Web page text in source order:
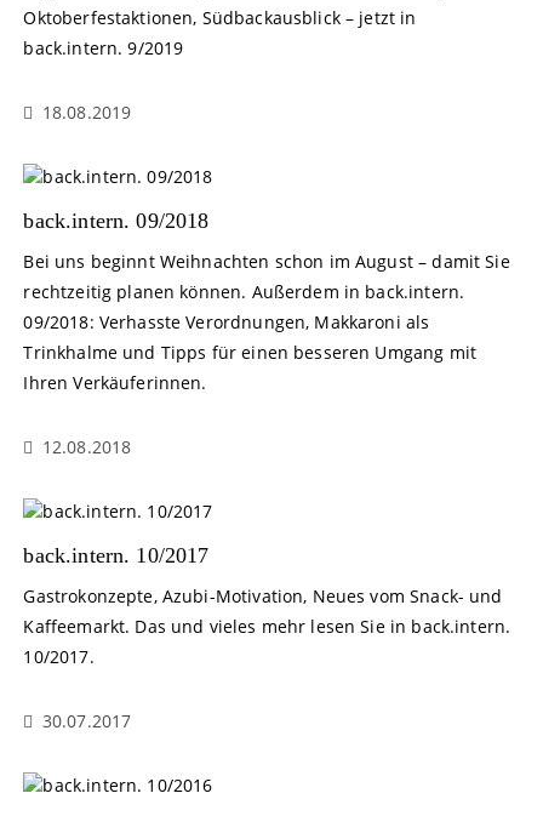
Oktoberfestaktionen, Südbackausblick – jetzt in
back.intern. 9/2019
18.08.2019
back.intern. 09/2018
Bei uns beginnt Weihnachten schon im August – damit Sie
rechtzeitig planen können. Außerdem in back.intern.
09/2018: Verhasste Verordnungen, Makkaroni als
Trinkhalme und Tipps für einen besseren Umgang mit
Ihren Verkäuferinnen.
12.08.2018
back.intern. 10/2017
Gastrokonzepte, Azubi-Motivation, Neues vom Snack- und
Kaffeemarkt. Das und vieles mehr lesen Sie in back.intern.
10/2017.
30.07.2017